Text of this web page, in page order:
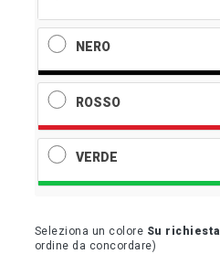
NERO
ROSSO
VERDE
Seleziona un colore Su richiesta
ordine da concordare)